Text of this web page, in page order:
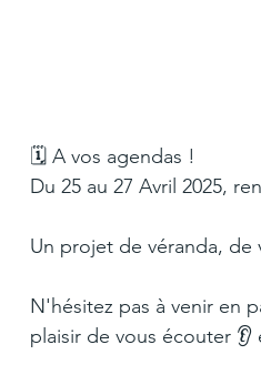
🗓 A vos agendas !
Du 25 au 27 Avril 2025,
Un projet de véranda, de
N'hésitez pas à venir en
plaisir de vous écouter 👂